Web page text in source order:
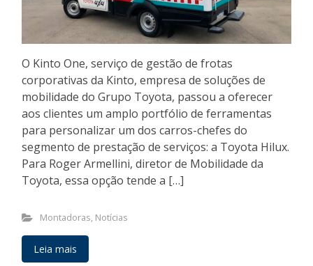
O Kinto One, serviço de gestão de frotas
corporativas da Kinto, empresa de soluções de
mobilidade do Grupo Toyota, passou a oferecer
aos clientes um amplo portfólio de ferramentas
para personalizar um dos carros-chefes do
segmento de prestação de serviços: a Toyota Hilux.
Para Roger Armellini, diretor de Mobilidade da
Toyota, essa opção tende a […]
Montadoras Notícias
Leia mais